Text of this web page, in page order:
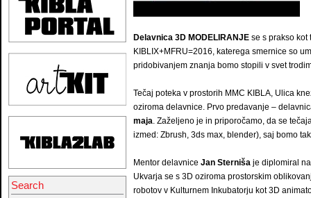
Search
Delavnica 3D MODELIRANJE se s prakso
KIBLIX+MFRU=2016, katerega smernice so
pridobivanjem znanja bomo stopili v svet
Tečaj poteka v prostorih MMC KIBLA, Ulica
oziroma delavnice. Prvo predavanje –
maja. Zaželjeno je in priporočamo, da se
izmed: Zbrush, 3ds max, blender), saj bomo
Mentor delavnice Jan Sterniša je diplomiral
Ukvarja se s 3D oziroma prostorskim
robotov v Kulturnem Inkubatorju kot 3D